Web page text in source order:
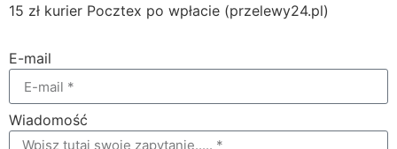
15 zł kurier Pocztex po wpłacie (przelewy24.pl)
E-mail
Wiadomość